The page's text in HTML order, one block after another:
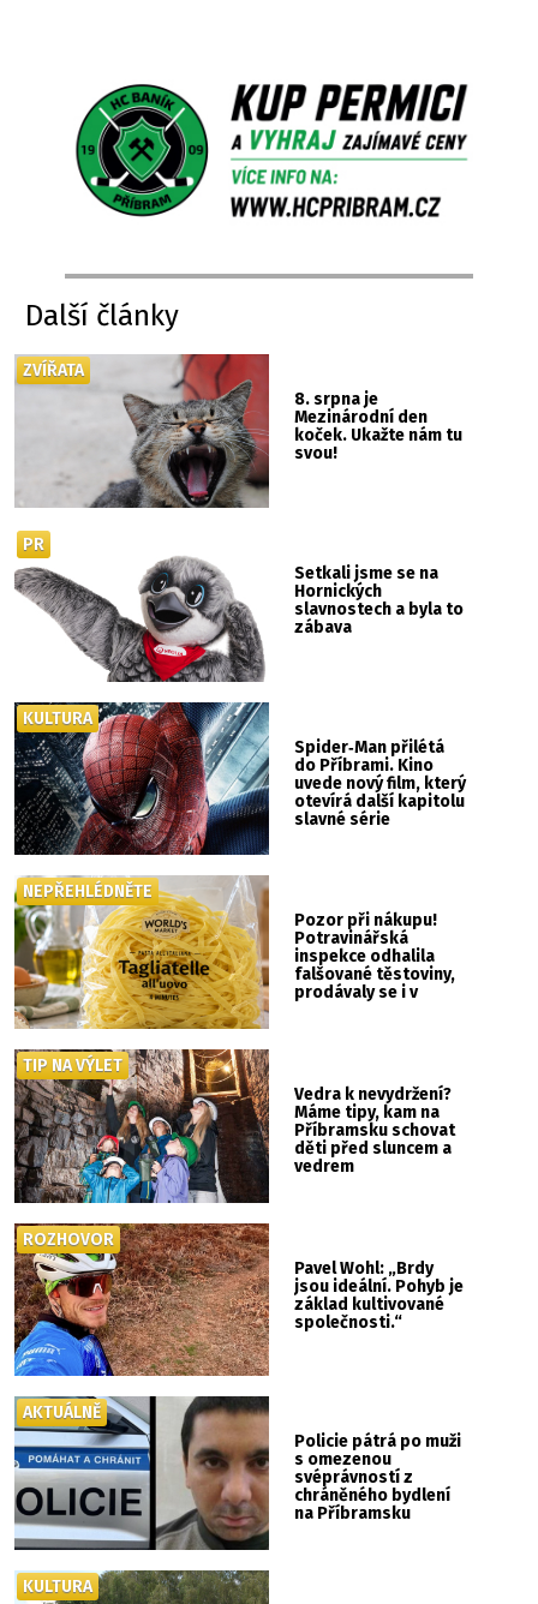
Další články
8. srpna je
Mezinárodní den
koček. Ukažte nám tu
svou!
ZVÍŘATA
Setkali jsme se na
Hornických
slavnostech a byla to
zábava
PR
Spider‑Man přilétá
do Příbrami. Kino
uvede nový film, který
otevírá další kapitolu
slavné série
KULTURA
Pozor při nákupu!
Potravinářská
inspekce odhalila
falšované těstoviny,
prodávaly se i v
NEPŘEHLÉDNĚTE
Vedra k nevydržení?
Máme tipy, kam na
Příbramsku schovat
děti před sluncem a
vedrem
TIP NA VÝLET
Pavel Wohl: „Brdy
jsou ideální. Pohyb je
základ kultivované
společnosti.“
ROZHOVOR
Policie pátrá po muži
s omezenou
svéprávností z
chráněného bydlení
na Příbramsku
AKTUÁLNĚ
KULTURA